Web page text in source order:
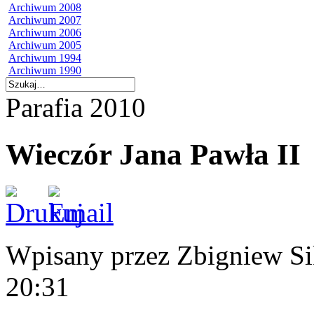
Archiwum 2008
Archiwum 2007
Archiwum 2006
Archiwum 2005
Archiwum 1994
Archiwum 1990
Parafia 2010
Wieczór Jana Pawła II
Wpisany przez Zbigniew
20:31